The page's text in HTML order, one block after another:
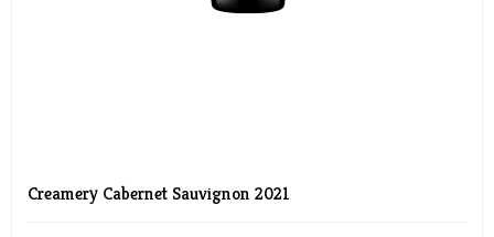
Creamery Cabernet Sauvignon 2021